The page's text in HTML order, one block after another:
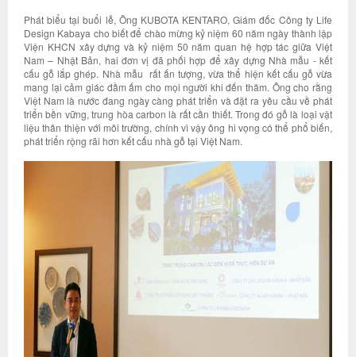
Phát biểu tại buổi lễ, Ông KUBOTA KENTARO, Giám đốc Công ty Life
Design Kabaya cho biết để chào mừng kỷ niệm 60 năm ngày thành lập
Viện KHCN xây dựng và kỷ niệm 50 năm quan hệ hợp tác giữa Việt
Nam – Nhật Bản, hai đơn vị đã phối hợp để xây dựng Nhà mẫu - kết
cấu gỗ lắp ghép. Nhà mẫu rất ấn tượng, vừa thể hiện kết cấu gỗ vừa
mang lại cảm giác đầm ấm cho mọi người khi đến thăm. Ông cho rằng
Việt Nam là nước đang ngày càng phát triển và đặt ra yêu cầu về phát
triển bền vững, trung hòa carbon là rất cần thiết. Trong đó gỗ là loại vật
liệu thân thiện với môi trường, chính vì vậy ông hi vọng có thể phổ biến,
phát triển rộng rãi hơn kết cấu nhà gỗ tại Việt Nam.